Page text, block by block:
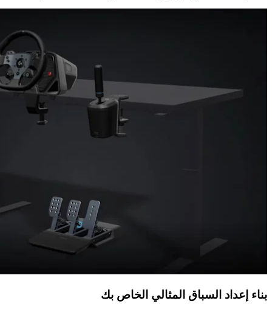
بناء إعداد السباق المثالي الخاص بك